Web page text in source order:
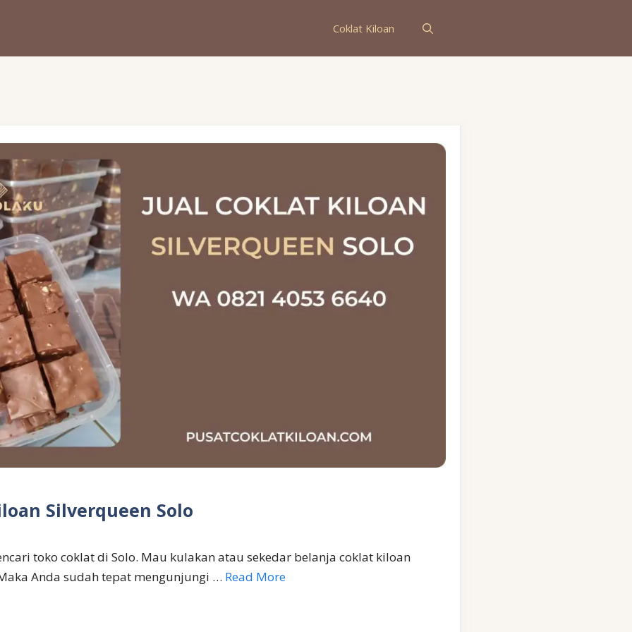
Coklat Kiloan
Silverqueen Solo
toko coklat di Solo. Mau kulakan atau sekedar belanja coklat kiloan
Anda sudah tepat mengunjungi … Read More